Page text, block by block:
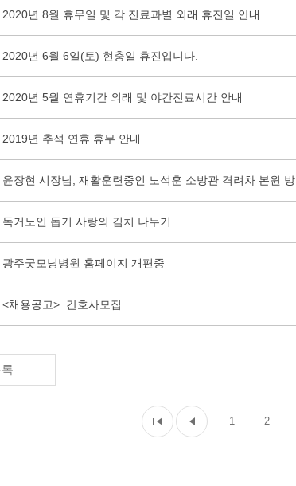
2020년 8월 휴무일 및 각 진료과별 외래 휴진일 안내
2020년 6월 6일(토) 현충일 휴진입니다.
2020년 5월 연휴기간 외래 및 야간진료시간 안내
2019년 추석 연휴 휴무 안내
윤장현 시장님, 재활훈련중인 노석훈 소방관 격려차 본원 방..
독거노인 돕기 사랑의 김치 나누기
광주굿모닝병원 홈페이지 개편중
<채용공고> 간호사모집
1 2